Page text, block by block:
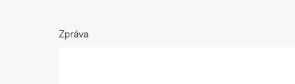
Zpráva